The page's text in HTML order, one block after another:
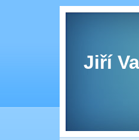
Jiří